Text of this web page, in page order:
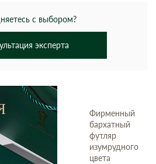
с выбором?
эксперта
Фирменный
бархатный
футляр
изумрудного
цвета